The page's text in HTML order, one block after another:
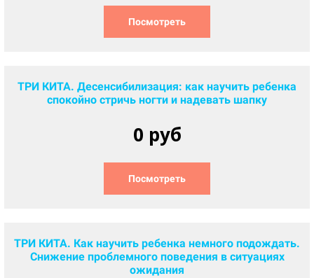
Посмотреть
ТРИ КИТА. Десенсибилизация: как научить ребенка
спокойно стричь ногти и надевать шапку
0 руб
Посмотреть
ТРИ КИТА. Как научить ребенка немного подождать.
Снижение проблемного поведения в ситуациях
ожидания